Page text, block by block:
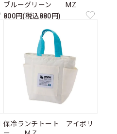
ブルーグリーン MZ
800円(税込880円)
保冷ランチトート アイボリ